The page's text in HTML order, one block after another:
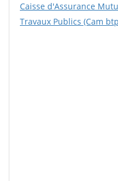
Caisse d'Assurance
Travaux Publics (Cam